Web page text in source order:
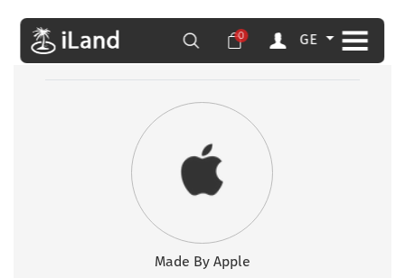
0 GE
Made By Apple